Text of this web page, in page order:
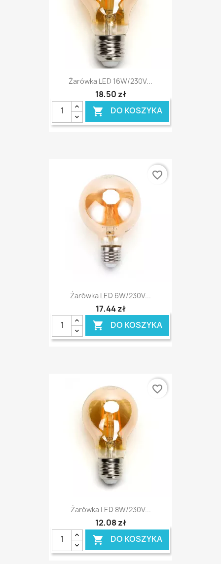
Żarówka LED 16W/230V...
18,50 zł
 DO KOSZYKA
Żarówka LED 6W/230V...
17,44 zł
 DO KOSZYKA
favorite_border
Żarówka LED 8W/230V...
12,08 zł
 DO KOSZYKA
favorite_border